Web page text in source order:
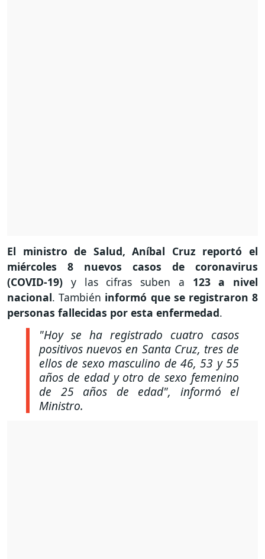
El ministro de Salud, Aníbal Cruz reportó el
miércoles 8 nuevos casos de coronavirus
(COVID-19) y las cifras suben a 123 a nivel
nacional. También informó que se registraron 8
personas fallecidas por esta enfermedad.
"Hoy se ha registrado cuatro casos
positivos nuevos en Santa Cruz, tres de
ellos de sexo masculino de 46, 53 y 55
años de edad y otro de sexo femenino
de 25 años de edad", informó el
Ministro.